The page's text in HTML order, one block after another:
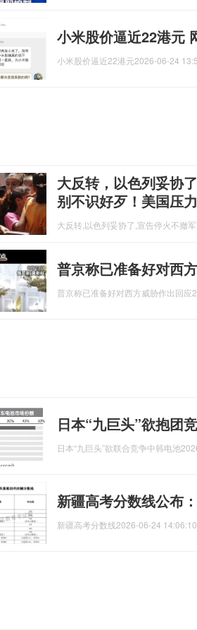
小米股价逼近22港元
小米股价逼近22港元2026-06-24
大反转，以色列妥协
别不识好歹！美国压
大反转,以色列妥协了,宣告停火不撤
普京称已准备好对西
普京称已准备好对西方威胁作出回应
日本“九巨头”欲抱团
日本“九巨头”欲联合竞争中韩电池
新疆高考分数线公布
新疆高考分数线2026-06-24 14:06:10